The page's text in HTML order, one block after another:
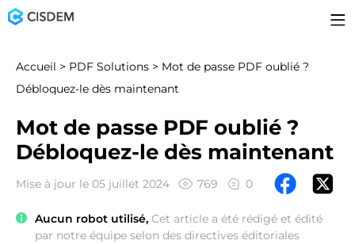
Accueil > PDF Solutions > Mot de passe PDF oublié ?
Débloquez-le dès maintenant
Mot de passe PDF oublié ?
Débloquez-le dès maintenant
Mise à jour le 05 juillet 2024 769 0
Aucun robot utilisé, Cet article a été rédigé et édité
par notre équipe selon des directives éditoriales